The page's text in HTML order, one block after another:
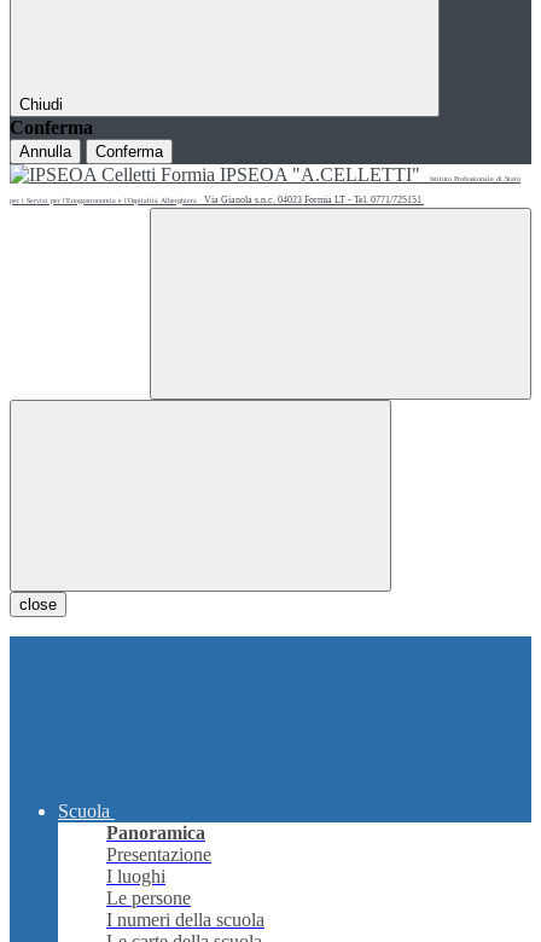
Chiudi
Conferma
Annulla Conferma
IPSEOA "A.CELLETTI" Istituto Professionale di Stato
per i Servizi per l'Enogastronomia e l'Ospitalità Alberghiera Via Gianola s.n.c. 04023 Formia LT - Tel. 0771/725151
close
Scuola
Panoramica
Presentazione
I luoghi
Le persone
I numeri della scuola